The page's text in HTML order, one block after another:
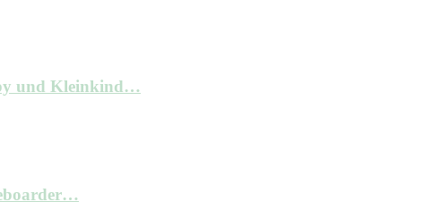
und Kleinkind…